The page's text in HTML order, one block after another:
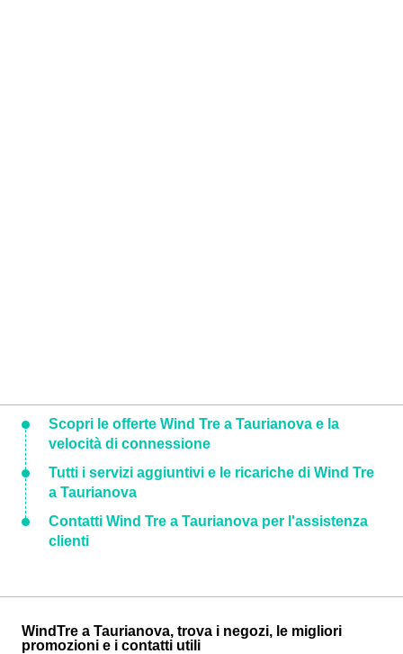
Scopri le offerte Wind Tre a Taurianova e la
velocità di connessione
Tutti i servizi aggiuntivi e le ricariche di Wind Tre
a Taurianova
Contatti Wind Tre a Taurianova per l'assistenza
clienti
WindTre a Taurianova, trova i negozi, le migliori
promozioni e i contatti utili